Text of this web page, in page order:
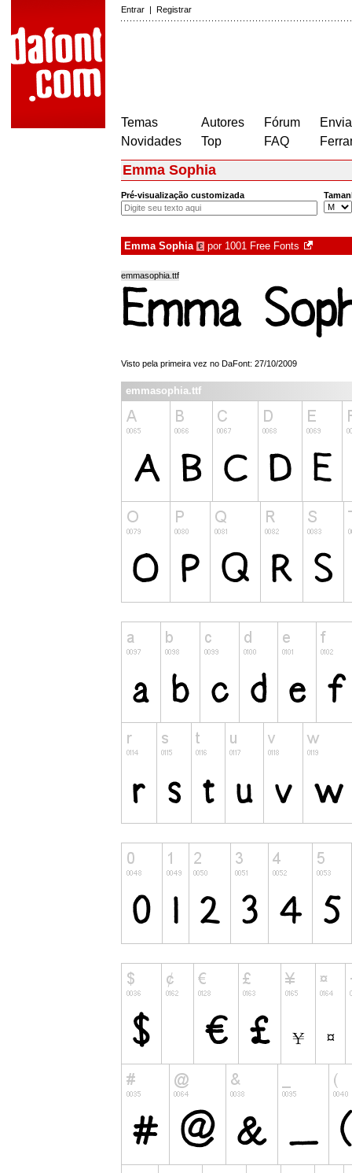
Entrar | Registrar
Temas
Novidades
Autores
Top
Fórum
FAQ
Emma Sophia
Pré-visualização customizada
Emma Sophia € por 1001 Free Fonts
emmasophia.ttf
Visto pela primeira vez no DaFont: 27/10/2009
emmasophia.ttf